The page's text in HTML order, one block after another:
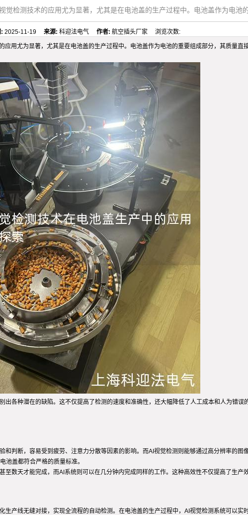
检测技术的应用尤为显著，尤其是在电池盖的生产过程中。电池盖作为电池
2025-11-19来源: 科迎法电气作者: 航空插头厂家 浏览次数:
用尤为显著，尤其是在电池盖的生产过程中。电池盖作为电池的重要组成部分，其质量
各种潜在的缺陷。这不仅提高了检测的速度和准确性，还大幅降低了人工成本和人为错误
判断，容易受到疲劳、注意力分散等因素的影响。而AI视觉检测则能够通过高分辨率的
池盖都符合严格的质量标准。
数天才能完成，而AI系统则可以在几分钟内完成同样的工作。这种高效性不仅提高了生产
产线无缝对接，实现全流程的自动检测。在电池盖的生产过程中，AI视觉检测系统可以